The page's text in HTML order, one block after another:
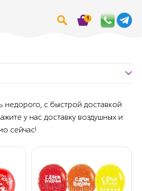
1
недорого, с быстрой доставкой
у нас доставку воздушных и
сейчас!